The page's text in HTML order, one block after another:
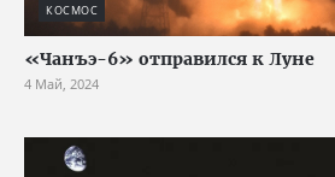
КОСМОС
«Чанъэ-6» отправился к Луне
4 Май, 2024